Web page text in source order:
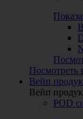
Посмотреть
Вейп
Вейп
POD